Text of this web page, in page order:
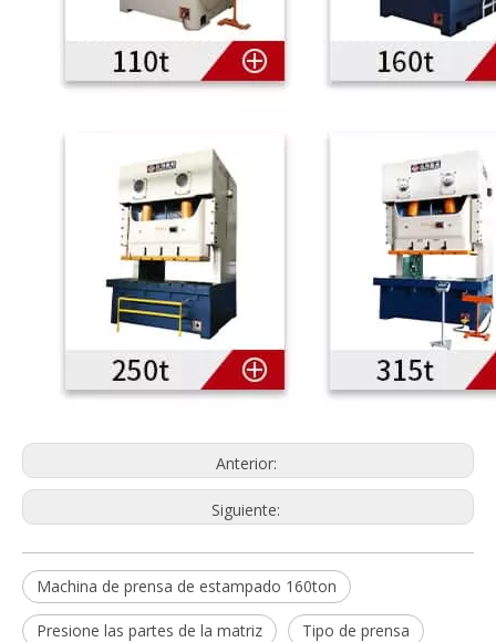
Anterior:
Siguiente:
Machina de prensa de estampado 160ton
Presione las partes de la matriz Tipo de prensa